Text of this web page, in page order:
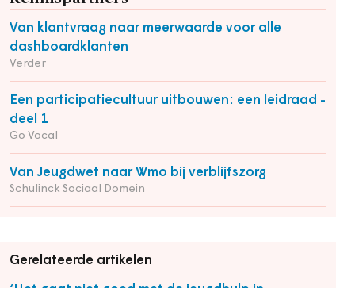
Van klantvraag naar meerwaarde voor alle
dashboardklanten
Verder
Een participatiecultuur uitbouwen: een leidraad -
deel 1
Go Vocal
Van Jeugdwet naar Wmo bij verblijfszorg
Schulinck Sociaal Domein
Gerelateerde artikelen